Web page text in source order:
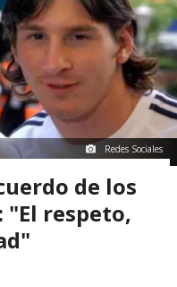
Redes Sociales
de los
"El respeto,